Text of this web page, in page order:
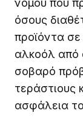
νόμου που
όσους
προϊόντα
αλκοόλ από
σοβαρό
τεράστιους
ασφάλεια